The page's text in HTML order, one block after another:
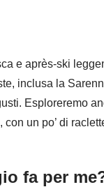
e après-ski
inclusa la
Esploreremo
un po’ di
fa per